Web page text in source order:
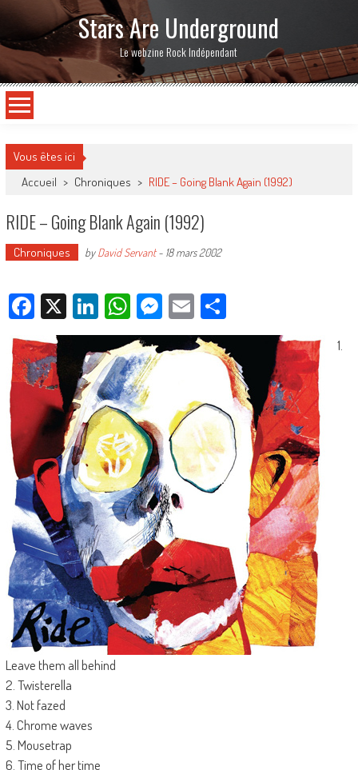
Stars Are Underground
Le webzine Rock Indépendant
Vous êtes ici
Accueil > Chroniques > RIDE – Going Blank Again (1992)
RIDE – Going Blank Again (1992)
Chroniques byDavid Servant- 18 mars 2002
Facebook
X LinkedIn
WhatsApp
Messenger
EmailPartager
1.
Leave them all behind
2. Twisterella
3. Not fazed
4. Chrome waves
5. Mousetrap
6. Time of her time